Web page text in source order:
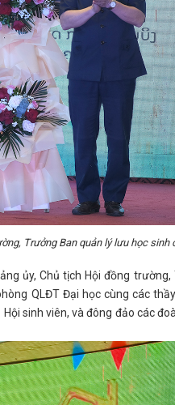
Trưởng Ban quản lý lưu học
ủy, Chủ tịch Hội đồng
QLĐT Đại học cùng các
sinh viên, và đông đảo các